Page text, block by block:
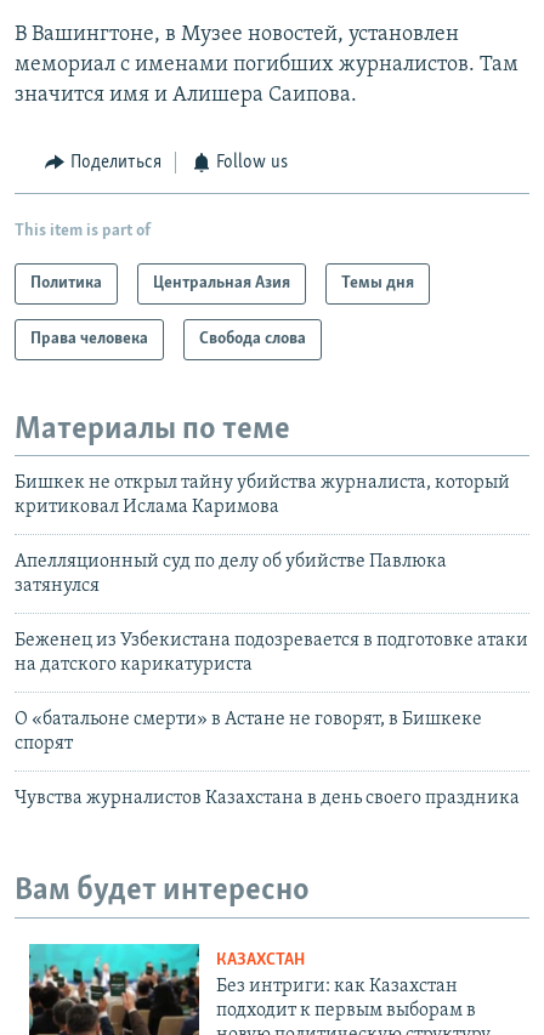
В Вашингтоне, в Музее новостей, установлен
мемориал с именами погибших журналистов. Там
значится имя и Алишера Саипова.
Поделиться Follow us
This item is part of
Политика Центральная Азия Темы дня
Права человека Свобода слова
Материалы по теме
Бишкек не открыл тайну убийства журналиста, который
критиковал Ислама Каримова
Апелляционный суд по делу об убийстве Павлюка
затянулся
Беженец из Узбекистана подозревается в подготовке атаки
на датского карикатуриста
О «батальоне смерти» в Астане не говорят, в Бишкеке
спорят
Чувства журналистов Казахстана в день своего праздника
Вам будет интересно
КАЗАХСТАН
Без интриги: как Казахстан
подходит к первым выборам в